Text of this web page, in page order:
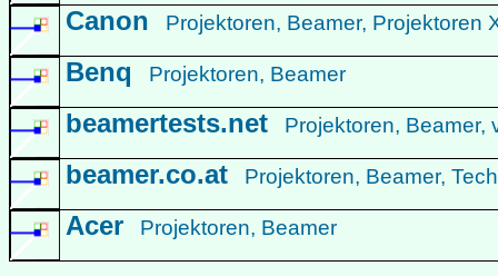
Canon Projektoren, Beamer, Projektoren
Benq Projektoren, Beamer
beamertests.net Projektoren,
beamer.co.at Projektoren, Beamer,
Acer Projektoren, Beamer